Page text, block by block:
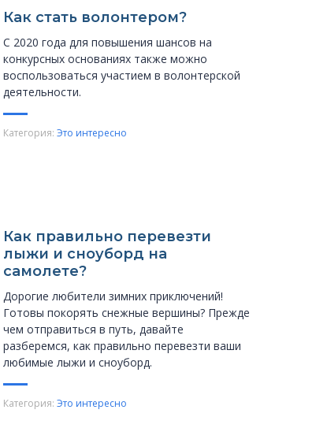
Как стать волонтером?
С 2020 года для повышения шансов на
конкурсных основаниях также можно
воспользоваться участием в волонтерской
деятельности.
Категория: Это интересно
Как правильно перевезти
лыжи и сноуборд на
самолете?
Дорогие любители зимних приключений!
Готовы покорять снежные вершины? Прежде
чем отправиться в путь, давайте
разберемся, как правильно перевезти ваши
любимые лыжи и сноуборд.
Категория: Это интересно